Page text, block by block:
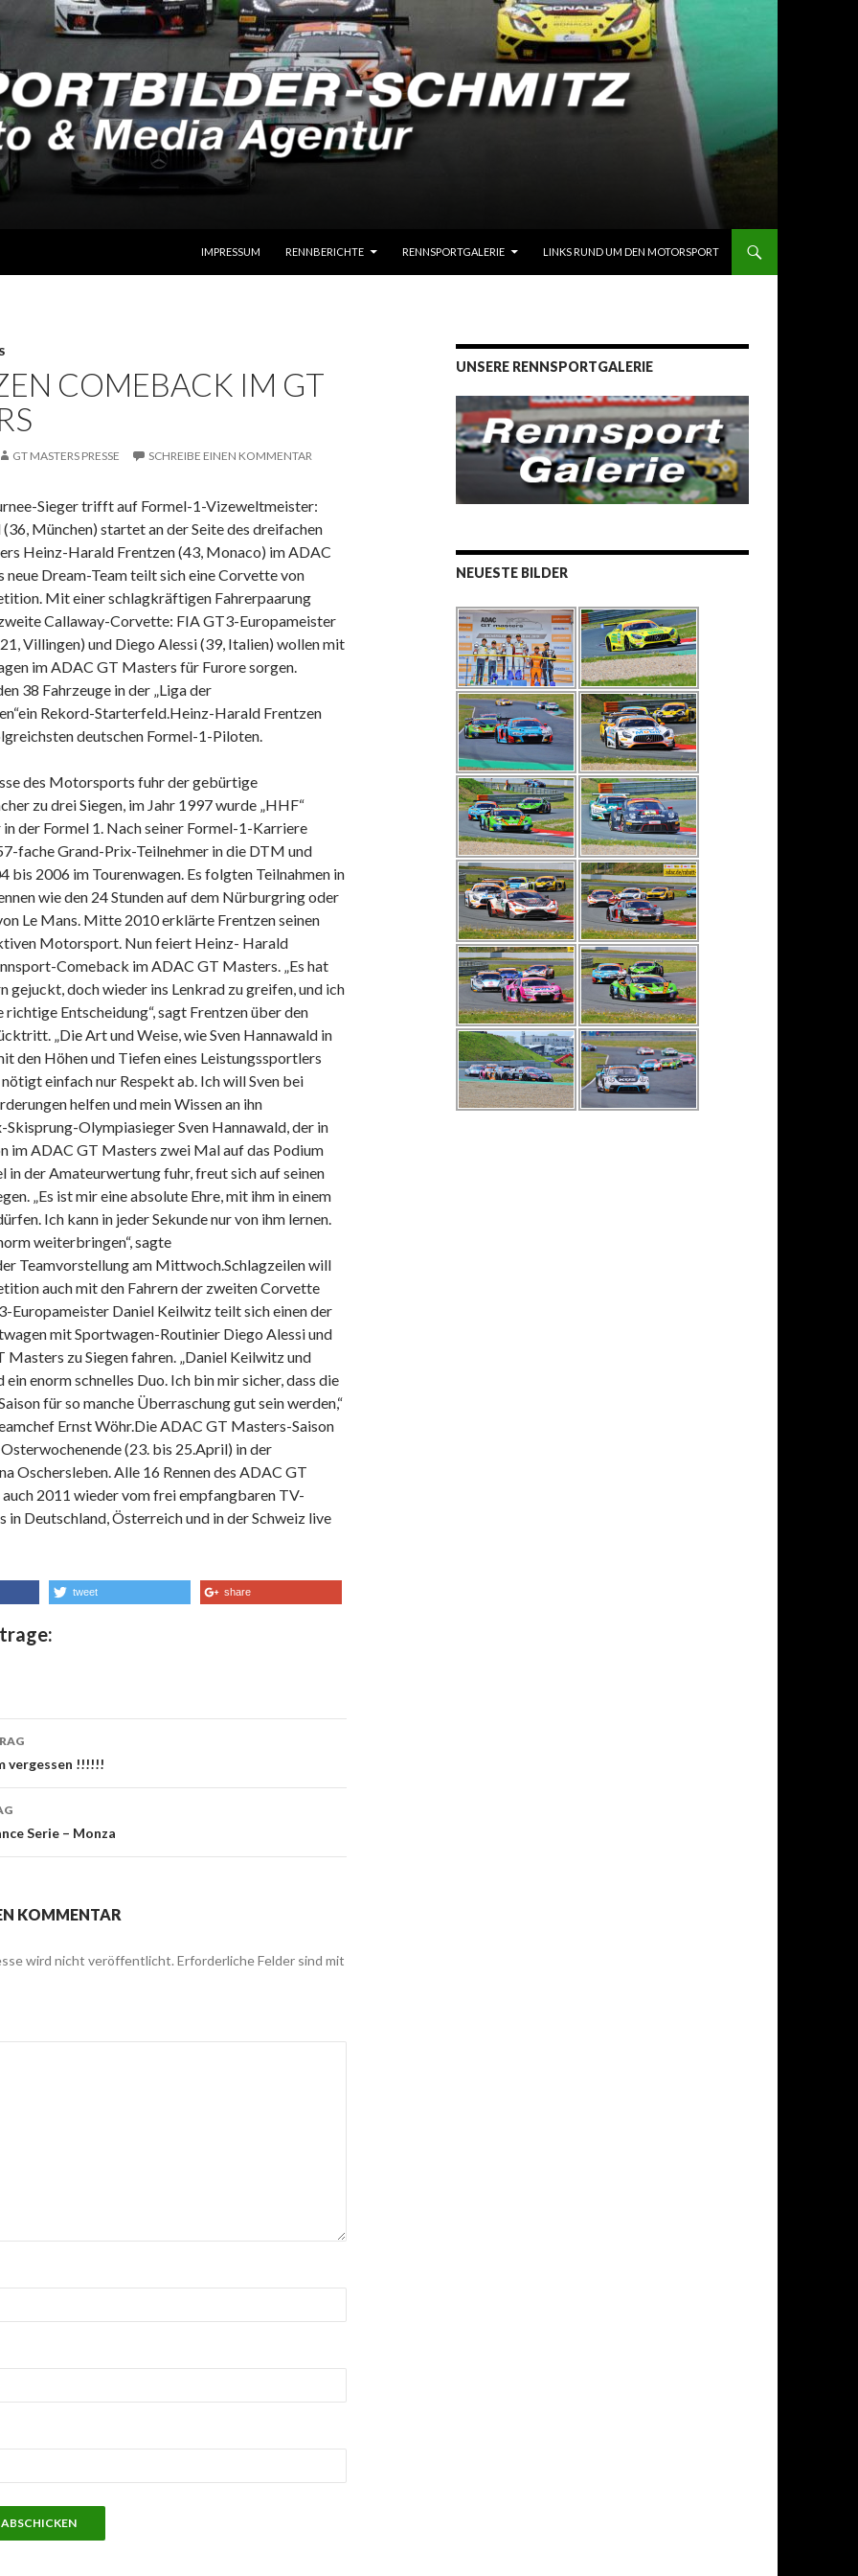
IMPRESSUM
RENNBERICHTE RENNSPORTGALERIE LINKS RUND UM DEN MOTORSPORT
COMEBACK IM GT
GT MASTERS PRESSE SCHREIBE EINEN KOMMENTAR
Sieger trifft auf Formel-1-Vizeweltmeister:
(36, München) startet an der Seite des dreifachen
Heinz-Harald Frentzen (43, Monaco) im ADAC
neue Dream-Team teilt sich eine Corvette von
Mit einer schlagkräftigen Fahrerpaarung
Callaway-Corvette: FIA GT3-Europameister
Villingen) und Diego Alessi (39, Italien) wollen mit
im ADAC GT Masters für Furore sorgen.
38 Fahrzeuge in der „Liga der
Rekord-Starterfeld.Heinz-Harald Frentzen
deutschen Formel-1-Piloten.
des Motorsports fuhr der gebürtige
zu drei Siegen, im Jahr 1997 wurde „HHF“
der Formel 1. Nach seiner Formel-1-Karriere
fache Grand-Prix-Teilnehmer in die DTM und
bis 2006 im Tourenwagen. Es folgten Teilnahmen in
wie den 24 Stunden auf dem Nürburgring oder
Le Mans. Mitte 2010 erklärte Frentzen seinen
Motorsport. Nun feiert Heinz- Harald
Comeback im ADAC GT Masters. „Es hat
gejuckt, doch wieder ins Lenkrad zu greifen, und ich
richtige Entscheidung“, sagt Frentzen über den
„Die Art und Weise, wie Sven Hannawald in
den Höhen und Tiefen eines Leistungssportlers
einfach nur Respekt ab. Ich will Sven bei
helfen und mein Wissen an ihn
Skisprung-Olympiasieger Sven Hannawald, der in
im ADAC GT Masters zwei Mal auf das Podium
in der Amateurwertung fuhr, freut sich auf seinen
„Es ist mir eine absolute Ehre, mit ihm in einem
Ich kann in jeder Sekunde nur von ihm lernen.
weiterbringen“, sagte
Teamvorstellung am Mittwoch.Schlagzeilen will
auch mit den Fahrern der zweiten Corvette
Europameister Daniel Keilwitz teilt sich einen der
mit Sportwagen-Routinier Diego Alessi und
zu Siegen fahren. „Daniel Keilwitz und
ein enorm schnelles Duo. Ich bin mir sicher, dass die
für so manche Überraschung gut sein werden,“
Ernst Wöhr.Die ADAC GT Masters-Saison
(23. bis 25.April) in der
Oschersleben. Alle 16 Rennen des ADAC GT
2011 wieder vom frei empfangbaren TV-
in Deutschland, Österreich und in der Schweiz live
tweet share
vergessen !!!!!!
Serie – Monza
KOMMENTAR
wird nicht veröffentlicht. Erforderliche Felder sind mit
UNSERE RENNSPORTGALERIE
NEUESTE BILDER